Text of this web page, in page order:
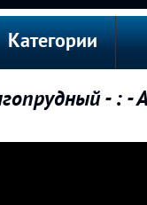
Категории
- :